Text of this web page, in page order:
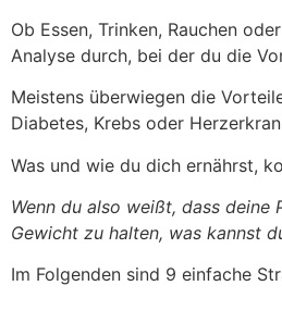
Ob Essen, Trinken, Rauchen
Analyse durch, bei der du die
Meistens überwiegen die
Diabetes, Krebs oder
Was und wie du dich ernährst,
Wenn du also weißt, dass
Gewicht zu halten, was kannst
Im Folgenden sind 9 einfache